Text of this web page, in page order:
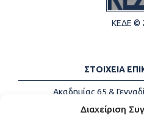
Διαχείριση
ΚΕΔΕ ©
ΣΤΟΙΧΕΙΑ
Ακαδημίας 65 &
Τηλέφωνα: